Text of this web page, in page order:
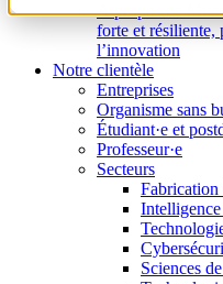
À propos de
forte et résiliente,
l’innovation
Notre clientèle
Entreprises
Organisme sans
Étudiant·e et
Professeur·e
Secteurs
Fabrication
Sciences